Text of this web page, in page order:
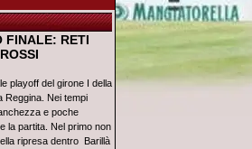
FINALE: RETI
playoff del girone I della
Reggina. Nei tempi
e poche
la partita. Nel primo non
ripresa dentro Barillà